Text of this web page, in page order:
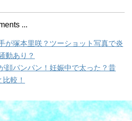
...
が塚本里咲？ツーショット写真で炎
動あり？
顔パンパン！妊娠中で太った？昔
較！